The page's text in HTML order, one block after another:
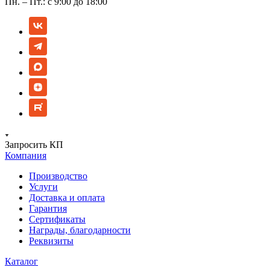
Запросить КП
Компания
Производство
Услуги
Доставка и оплата
Гарантия
Сертификаты
Награды, благодарности
Реквизиты
Каталог